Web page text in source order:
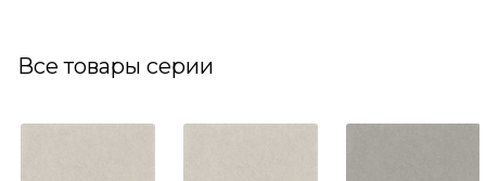
Все товары серии